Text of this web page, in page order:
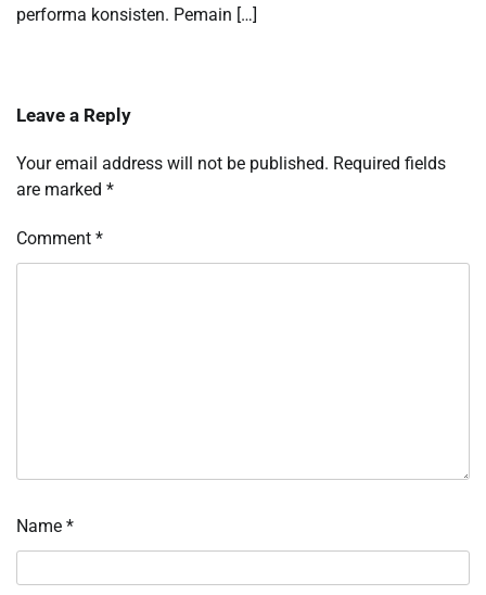
performa konsisten. Pemain […]
Leave a Reply
Your email address will not be published. Required fields
are marked *
Comment *
Name *